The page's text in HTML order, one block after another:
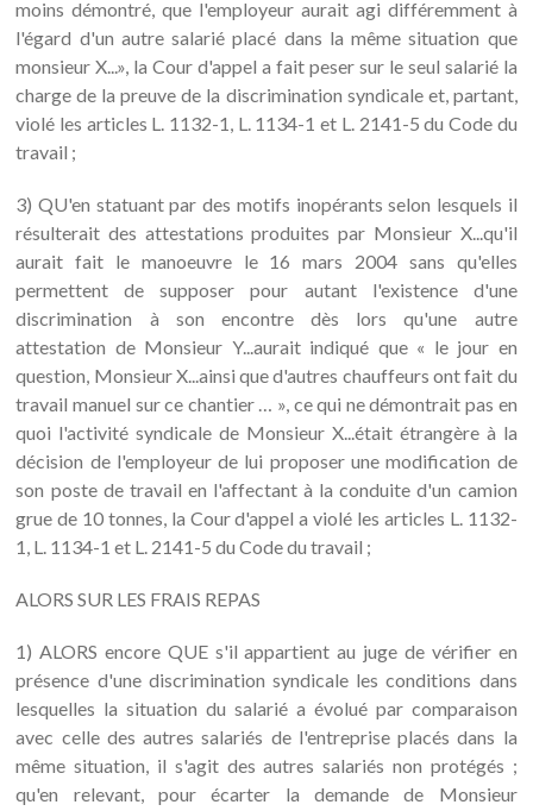
moins démontré, que l'employeur aurait agi différemment à
l'égard d'un autre salarié placé dans la même situation que
monsieur X...», la Cour d'appel a fait peser sur le seul salarié la
charge de la preuve de la discrimination syndicale et, partant,
violé les articles L. 1132-1, L. 1134-1 et L. 2141-5 du Code du
travail ;
3) QU'en statuant par des motifs inopérants selon lesquels il
résulterait des attestations produites par Monsieur X...qu'il
aurait fait le manoeuvre le 16 mars 2004 sans qu'elles
permettent de supposer pour autant l'existence d'une
discrimination à son encontre dès lors qu'une autre
attestation de Monsieur Y...aurait indiqué que « le jour en
question, Monsieur X...ainsi que d'autres chauffeurs ont fait du
travail manuel sur ce chantier … », ce qui ne démontrait pas en
quoi l'activité syndicale de Monsieur X...était étrangère à la
décision de l'employeur de lui proposer une modification de
son poste de travail en l'affectant à la conduite d'un camion
grue de 10 tonnes, la Cour d'appel a violé les articles L. 1132-
1, L. 1134-1 et L. 2141-5 du Code du travail ;
ALORS SUR LES FRAIS REPAS
1) ALORS encore QUE s'il appartient au juge de vérifier en
présence d'une discrimination syndicale les conditions dans
lesquelles la situation du salarié a évolué par comparaison
avec celle des autres salariés de l'entreprise placés dans la
même situation, il s'agit des autres salariés non protégés ;
qu'en relevant, pour écarter la demande de Monsieur